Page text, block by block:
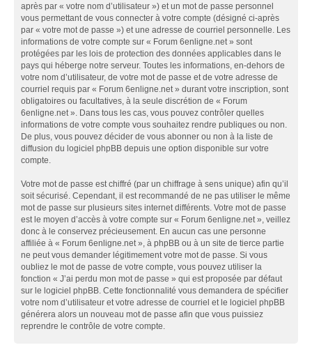
après par « votre nom d’utilisateur ») et un mot de passe personnel
vous permettant de vous connecter à votre compte (désigné ci-après
par « votre mot de passe ») et une adresse de courriel personnelle. Les
informations de votre compte sur « Forum 6enligne.net » sont
protégées par les lois de protection des données applicables dans le
pays qui héberge notre serveur. Toutes les informations, en-dehors de
votre nom d’utilisateur, de votre mot de passe et de votre adresse de
courriel requis par « Forum 6enligne.net » durant votre inscription, sont
obligatoires ou facultatives, à la seule discrétion de « Forum
6enligne.net ». Dans tous les cas, vous pouvez contrôler quelles
informations de votre compte vous souhaitez rendre publiques ou non.
De plus, vous pouvez décider de vous abonner ou non à la liste de
diffusion du logiciel phpBB depuis une option disponible sur votre
compte.
Votre mot de passe est chiffré (par un chiffrage à sens unique) afin qu’il
soit sécurisé. Cependant, il est recommandé de ne pas utiliser le même
mot de passe sur plusieurs sites internet différents. Votre mot de passe
est le moyen d’accès à votre compte sur « Forum 6enligne.net », veillez
donc à le conservez précieusement. En aucun cas une personne
affiliée à « Forum 6enligne.net », à phpBB ou à un site de tierce partie
ne peut vous demander légitimement votre mot de passe. Si vous
oubliez le mot de passe de votre compte, vous pouvez utiliser la
fonction « J’ai perdu mon mot de passe » qui est proposée par défaut
sur le logiciel phpBB. Cette fonctionnalité vous demandera de spécifier
votre nom d’utilisateur et votre adresse de courriel et le logiciel phpBB
générera alors un nouveau mot de passe afin que vous puissiez
reprendre le contrôle de votre compte.